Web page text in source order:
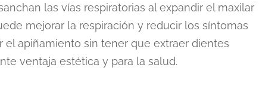
las vías respiratorias al expandir el maxilar
mejorar la respiración y reducir los síntomas
el apiñamiento sin tener que extraer dientes
ventaja estética y para la salud.